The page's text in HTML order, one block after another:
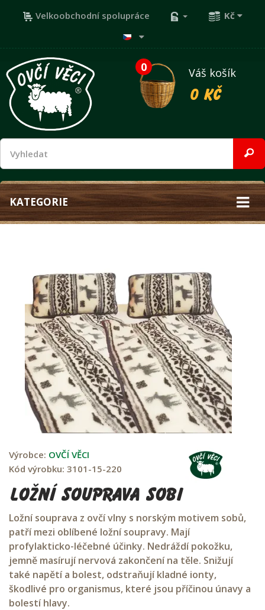
Velkoobchodní spolupráce Kč
0
Váš košík
0 Kč
KATEGORIE
Výrobce: OVČÍ VĚCI
Kód výrobku: 3101-15-220
Ložní souprava SOBI
Ložní souprava z ovčí vlny s norským motivem sobů,
patří mezi oblíbené ložní soupravy. Mají
profylakticko-léčebné účinky. Nedráždí pokožku,
jemně masírují nervová zakončení na těle. Snižují
také napětí a bolest, odstraňují kladné ionty,
škodlivé pro organismus, které jsou příčinou únavy a
bolestí hlavy.